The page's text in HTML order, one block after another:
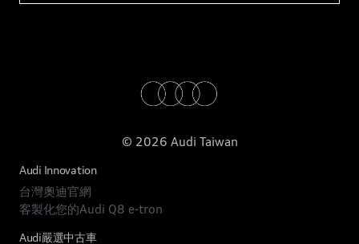
© 2026 Audi Taiwan
Audi Innovation
台灣奧迪官網
客製化您的Audi Q8 e-tron
Audi嚴選中古車